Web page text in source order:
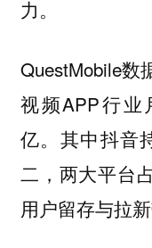
力。
QuestMobile数
视频APP行业
亿。其中抖音
二，两大平台
用户留存与拉